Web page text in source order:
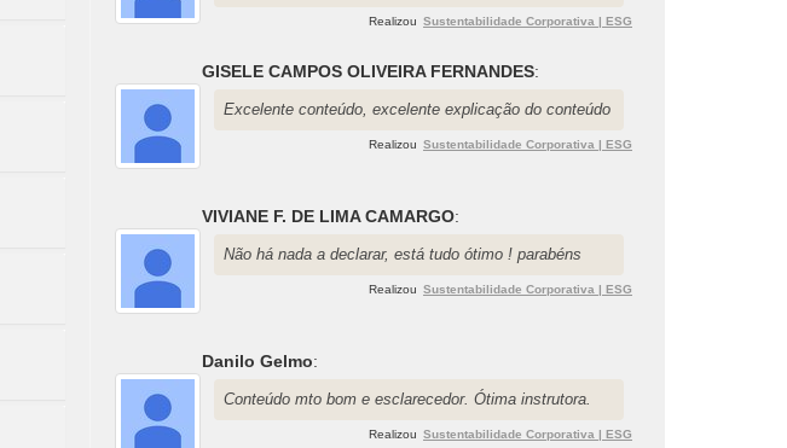
Realizou Sustentabilidade Corporativa | ESG
GISELE CAMPOS OLIVEIRA FERNANDES:
Excelente conteúdo, excelente explicação do conteúdo
Realizou Sustentabilidade Corporativa | ESG
VIVIANE F. DE LIMA CAMARGO:
Não há nada a declarar, está tudo ótimo ! parabéns
Realizou Sustentabilidade Corporativa | ESG
Danilo Gelmo:
Conteúdo mto bom e esclarecedor. Ótima instrutora.
Realizou Sustentabilidade Corporativa | ESG